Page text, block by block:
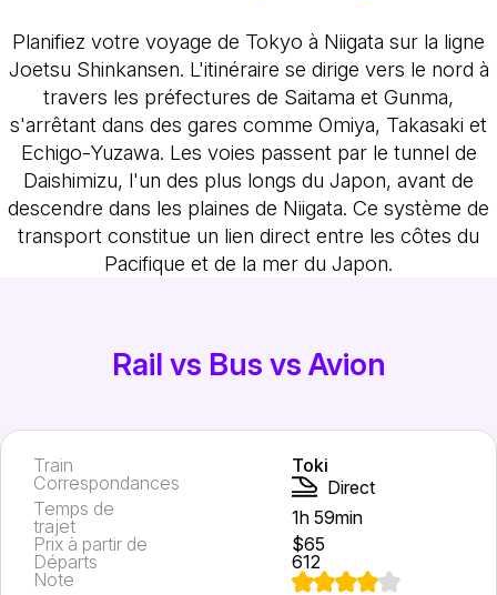
Planifiez votre voyage de Tokyo à Niigata sur la ligne
Joetsu Shinkansen. L'itinéraire se dirige vers le nord à
travers les préfectures de Saitama et Gunma,
s'arrêtant dans des gares comme Omiya, Takasaki et
Echigo-Yuzawa. Les voies passent par le tunnel de
Daishimizu, l'un des plus longs du Japon, avant de
descendre dans les plaines de Niigata. Ce système de
transport constitue un lien direct entre les côtes du
Pacifique et de la mer du Japon.
Rail vs Bus vs Avion
Train
Toki
Correspondances
Direct
Temps de
trajet
1h 59min
Prix à partir de
$65
Départs
612
Note